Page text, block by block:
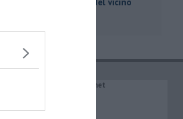
IL NETWORK QuiNews.net